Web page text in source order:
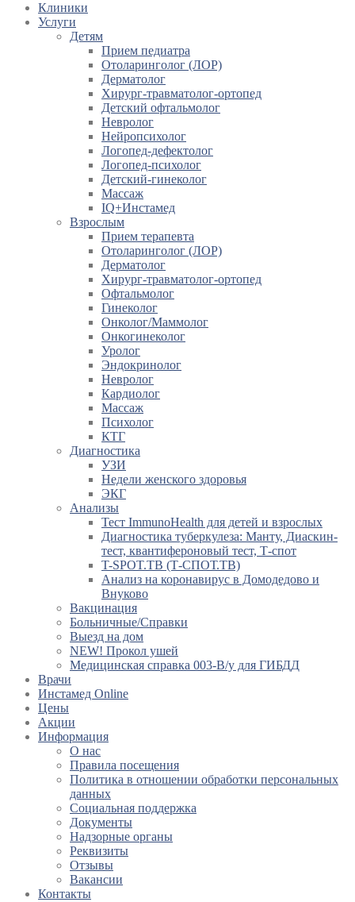
Клиники
Услуги
Детям
Прием педиатра
Отоларинголог (ЛОР)
Дерматолог
Хирург-травматолог-ортопед
Детский офтальмолог
Невролог
Нейропсихолог
Логопед-дефектолог
Логопед-психолог
Детский-гинеколог
Массаж
IQ+Инстамед
Взрослым
Прием терапевта
Отоларинголог (ЛОР)
Дерматолог
Хирург-травматолог-ортопед
Офтальмолог
Гинеколог
Онколог/Маммолог
Онкогинеколог
Уролог
Эндокринолог
Невролог
Кардиолог
Массаж
Психолог
КТГ
Диагностика
УЗИ
Недели женского здоровья
ЭКГ
Анализы
Тест ImmunoHealth для детей и взрослых
Диагностика туберкулеза: Манту, Диаскин-
тест, квантифероновый тест, Т-спот
T-SPOT.TB (Т-СПОТ.ТВ)
Анализ на коронавирус в Домодедово и
Внуково
Вакцинация
Больничные/Справки
Выезд на дом
NEW! Прокол ушей
Медицинская справка 003-В/у для ГИБДД
Врачи
Инстамед Online
Цены
Акции
Информация
О нас
Правила посещения
Политика в отношении обработки персональных
данных
Социальная поддержка
Документы
Надзорные органы
Реквизиты
Отзывы
Вакансии
Контакты